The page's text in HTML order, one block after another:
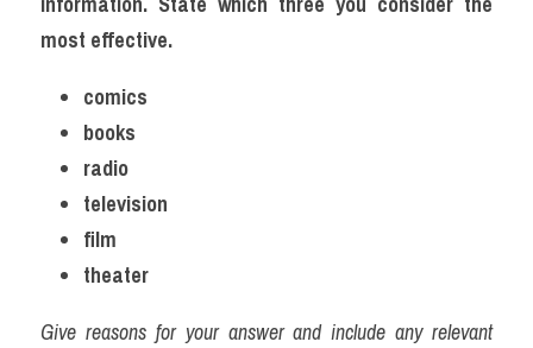
Process
Task 1
Đề thi IELTS thật
Advice
IELTS Advice
most effective.
comics
books
radio
television
film
theater
Give reasons for your answer and include any relevant